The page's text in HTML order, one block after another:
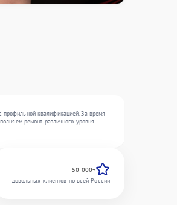
квалификацией. За время
ремонт различного уровня
50 000+
довольных клиентов по всей России